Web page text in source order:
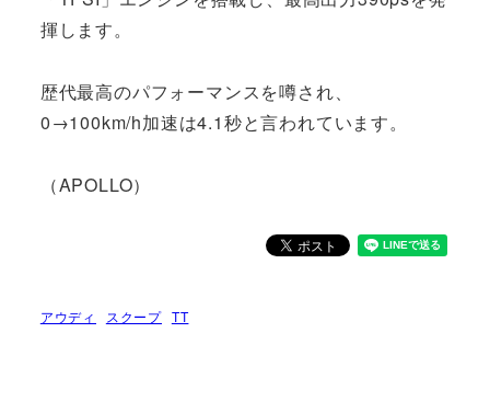
揮します。
歴代最高のパフォーマンスを噂され、
0→100km/h加速は4.1秒と言われています。
（APOLLO）
アウディ スクープ TT